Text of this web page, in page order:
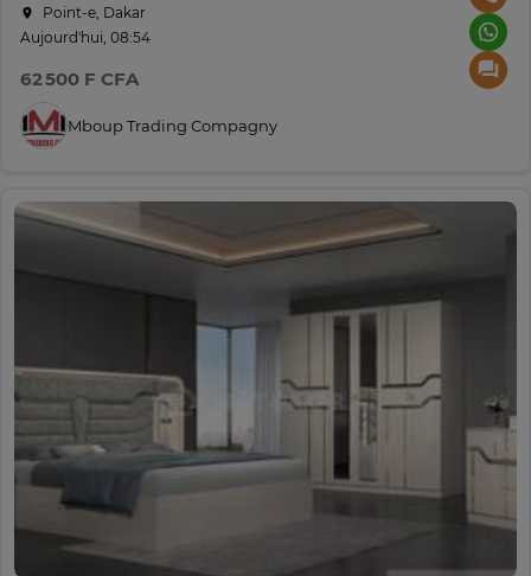
Point-e, Dakar
Aujourd'hui, 08:54
62 500 F CFA
Mboup Trading Compagny